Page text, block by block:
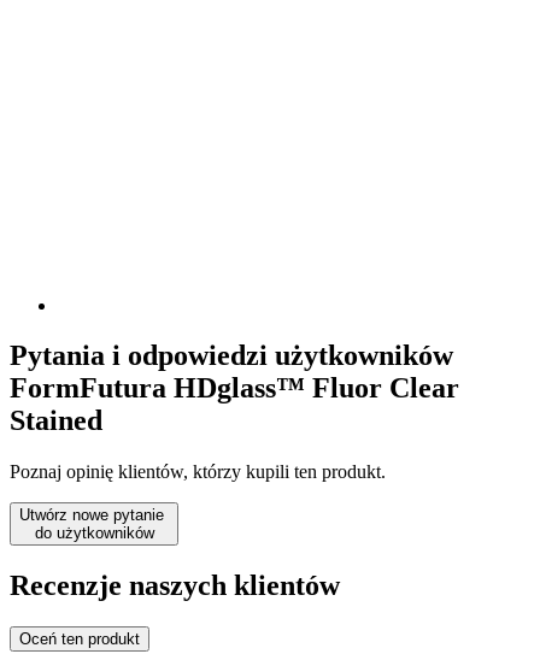
Pytania i odpowiedzi użytkowników
FormFutura HDglass™ Fluor Clear
Stained
Poznaj opinię klientów, którzy kupili ten produkt.
Utwórz nowe pytanie
do użytkowników
Recenzje naszych klientów
Oceń ten produkt